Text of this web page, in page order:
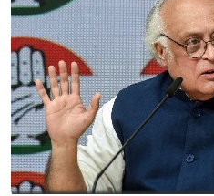
ष्ट्री
य
अं
त
र्रा
ष्ट्री
य
बि